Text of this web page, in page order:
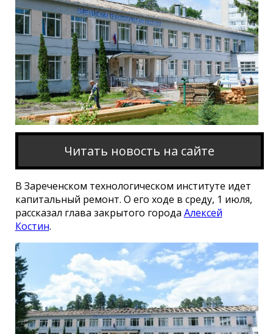
Читать новость на сайте
В Зареченском технологическом институте идет
капитальный ремонт. О его ходе в среду, 1 июля,
рассказал глава закрытого города Алексей
Костин.